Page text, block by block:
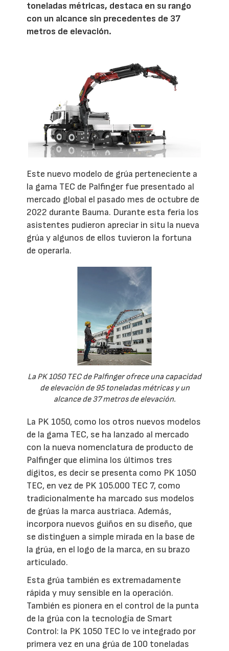
toneladas métricas, destaca en su rango
con un alcance sin precedentes de 37
metros de elevación.
Este nuevo modelo de grúa perteneciente a
la gama TEC de Palfinger fue presentado al
mercado global el pasado mes de octubre de
2022 durante Bauma. Durante esta feria los
asistentes pudieron apreciar in situ la nueva
grúa y algunos de ellos tuvieron la fortuna
de operarla.
La PK 1050 TEC de Palfinger ofrece una capacidad
de elevación de 95 toneladas métricas y un
alcance de 37 metros de elevación.
La PK 1050, como los otros nuevos modelos
de la gama TEC, se ha lanzado al mercado
con la nueva nomenclatura de producto de
Palfinger que elimina los últimos tres
dígitos, es decir se presenta como PK 1050
TEC, en vez de PK 105.000 TEC 7, como
tradicionalmente ha marcado sus modelos
de grúas la marca austriaca. Además,
incorpora nuevos guiños en su diseño, que
se distinguen a simple mirada en la base de
la grúa, en el logo de la marca, en su brazo
articulado.
Esta grúa también es extremadamente
rápida y muy sensible en la operación.
También es pionera en el control de la punta
de la grúa con la tecnología de Smart
Control: la PK 1050 TEC lo ve integrado por
primera vez en una grúa de 100 toneladas